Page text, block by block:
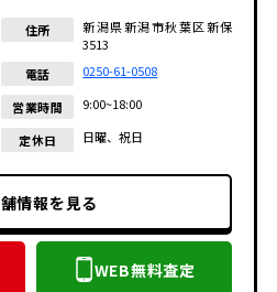
住所
新潟県新潟市秋葉区新保
3513
電話
0250-61-0508
営業時間 9:00~18:00
定休日 日曜、祝日
情報を見る
WEB無料査定